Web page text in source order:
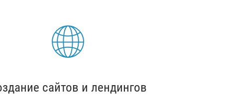
сайтов и лендингов